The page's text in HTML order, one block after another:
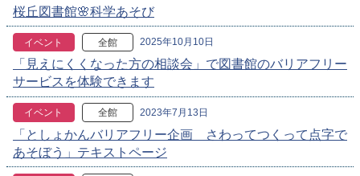
桜丘図書館🌸科学あそび
イベント 全館 2025年10月10日
「見えにくくなった方の相談会」で図書館のバリアフリー
サービスを体験できます
イベント 全館 2023年7月13日
「としょかんバリアフリー企画 さわってつくって点字で
あそぼう」テキストページ